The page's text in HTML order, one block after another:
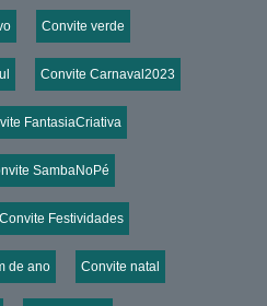
Convite verde
Convite Carnaval2023
FantasiaCriativa
SambaNoPé
Convite Festividades
de ano Convite natal